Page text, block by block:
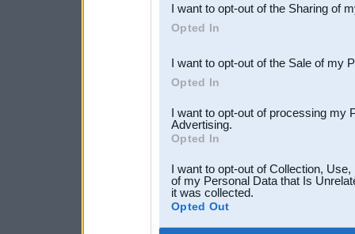
Downstream Participants
third parties.
I want to opt-out of the Sharing of
Opted In
I want to opt-out of the Sale of my
Opted In
I want to opt-out of processing my
Advertising.
Opted In
I want to opt-out of Collection,
of my Personal Data that Is
it was collected.
Opted Out